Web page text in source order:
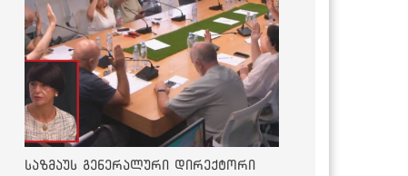
საზმაუს გენერალური დირექტორი